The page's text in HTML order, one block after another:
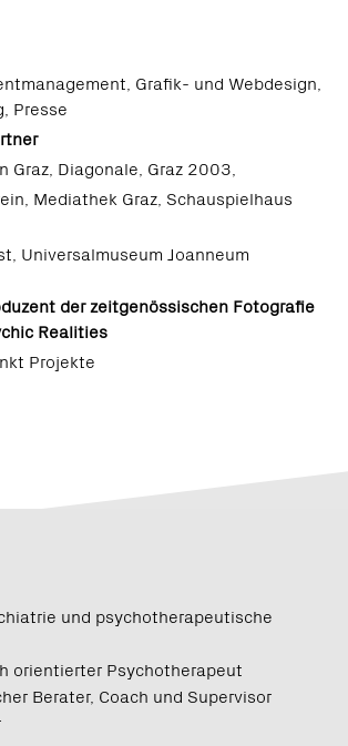
Grafik- und Webdesign,
Presse
Graz, Diagonale, Graz 2003,
Mediathek Graz, Schauspielhaus
Universalmuseum Joanneum
der zeitgenössischen Fotografie
Realities
Projekte
und psychotherapeutische
orientierter Psychotherapeut
Berater, Coach und Supervisor